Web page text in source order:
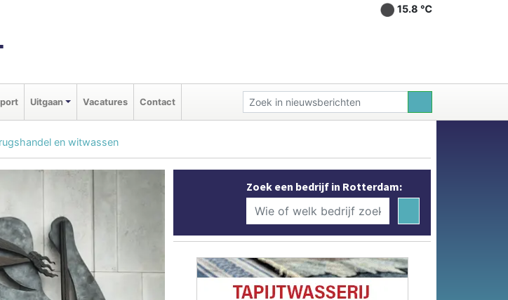
15.8 ℃
Uitgaan Vacatures Contact
en witwassen
Zoek een bedrijf in Rotterdam: